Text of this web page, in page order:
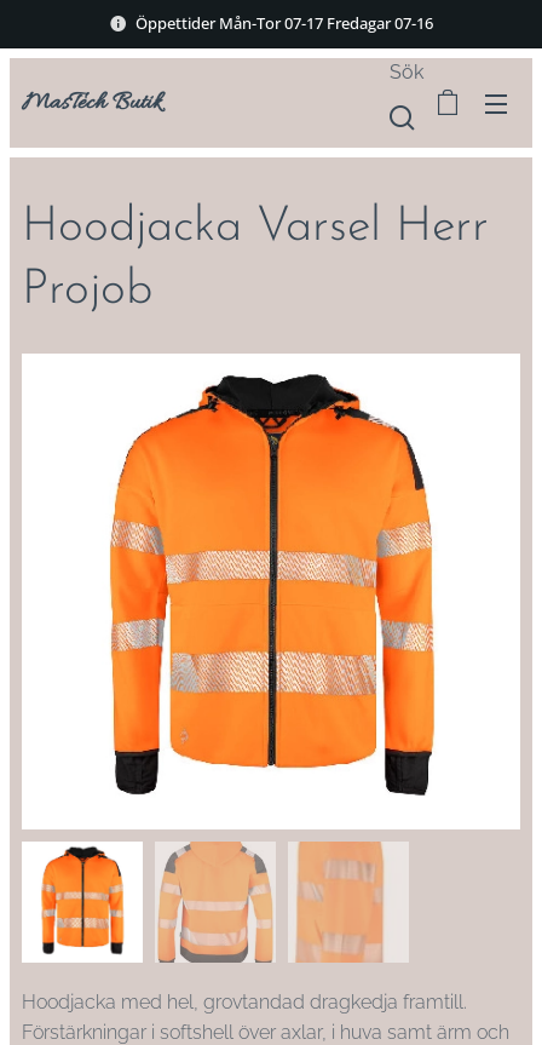
Öppettider Mån-Tor 07-17 Fredagar 07-16
MasTech Butik
Sök
Hoodjacka Varsel Herr
Projob
Hoodjacka med hel, grovtandad dragkedja framtill.
Förstärkningar i softshell över axlar, i huva samt ärm och